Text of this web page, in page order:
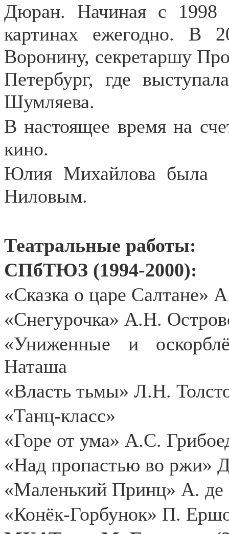
Дюран. Начиная с 1998
картинах ежегодно. В
Воронину, секретаршу
Петербург, где
Шумляева.
В настоящее время на
кино.
Юлия Михайлова была
Ниловым.
Театральные работы:
СПбТЮЗ (1994-2000):
«Сказка о царе
«Снегурочка» А.Н.
«Униженные и
Наташа
«Власть тьмы» Л.Н.
«Танц-класс»
«Горе от ума» А.С.
«Над пропастью во ржи»
«Маленький Принц» А. де
«Конёк-Горбунок» П.